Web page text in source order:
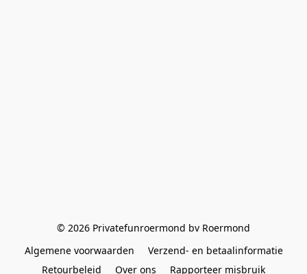
© 2026 Privatefunroermond bv Roermond
Algemene voorwaarden
Verzend- en betaalinformatie
Retourbeleid
Over ons Rapporteer misbruik